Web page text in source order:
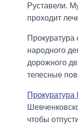
Руставели.
проходит
народного
дорожного
телесные
чтобы